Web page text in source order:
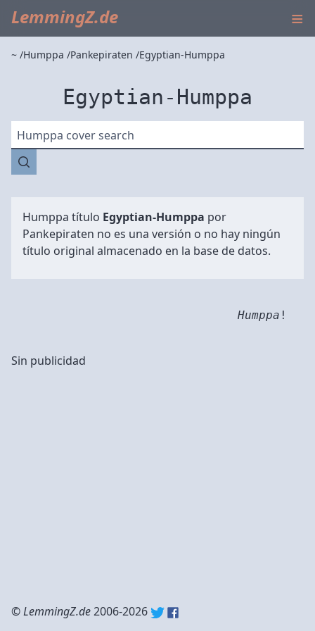
LemmingZ.de ≡
~ Humppa Pankepiraten Egyptian-Humppa
Egyptian-Humppa
Humppa cover search
Humppa título Egyptian-Humppa por
Pankepiraten no es una versión o no hay ningún
título original almacenado en la base de datos.
Humppa !
Sin publicidad
©LemmingZ.de2006-2026